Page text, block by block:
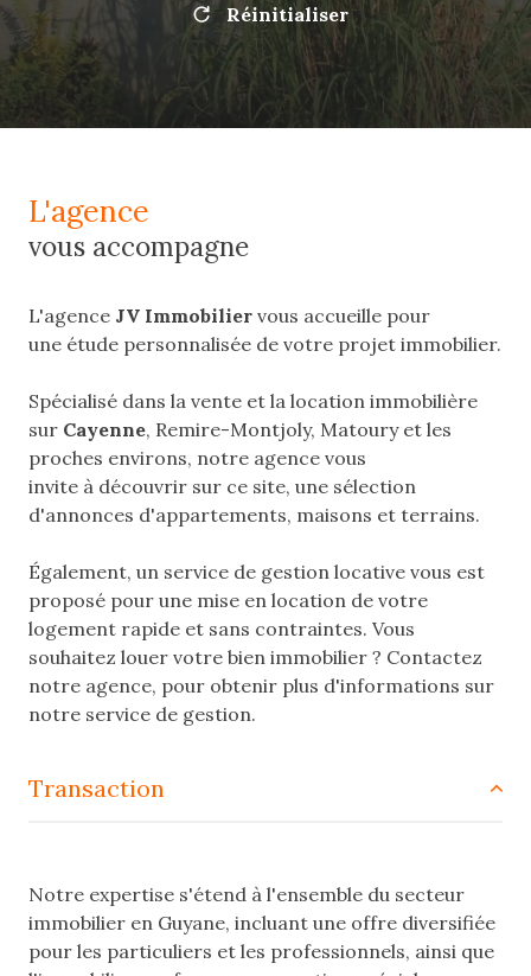
Réinitialiser
l'agence
vous accompagne
L'agence JV Immobilier vous accueille pour
une étude personnalisée de votre projet immobilier.
Spécialisé dans la vente et la location immobilière
sur Cayenne, Remire-Montjoly, Matoury et les
proches environs, notre agence vous
invite à découvrir sur ce site, une sélection
d'annonces d'appartements, maisons et terrains.
Également, un service de gestion locative vous est
proposé pour une mise en location de votre
logement rapide et sans contraintes. Vous
souhaitez louer votre bien immobilier ? Contactez
notre agence, pour obtenir plus d'informations sur
notre service de gestion.
transaction
Notre expertise s'étend à l'ensemble du secteur
immobilier en Guyane, incluant une offre diversifiée
pour les particuliers et les professionnels, ainsi que